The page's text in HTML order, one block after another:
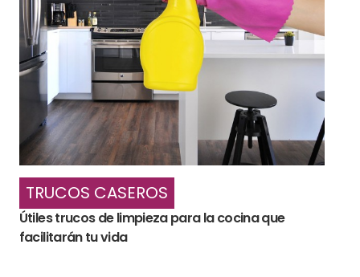
TRUCOS CASEROS
Útiles trucos de limpieza para la cocina que
facilitarán tu vida